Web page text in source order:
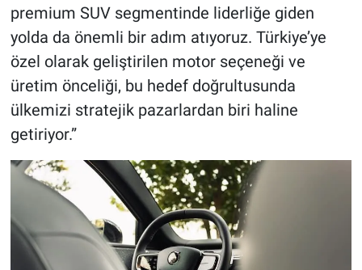
premium SUV segmentinde liderliğe giden
yolda da önemli bir adım atıyoruz. Türkiye’ye
özel olarak geliştirilen motor seçeneği ve
üretim önceliği, bu hedef doğrultusunda
ülkemizi stratejik pazarlardan biri haline
getiriyor.”